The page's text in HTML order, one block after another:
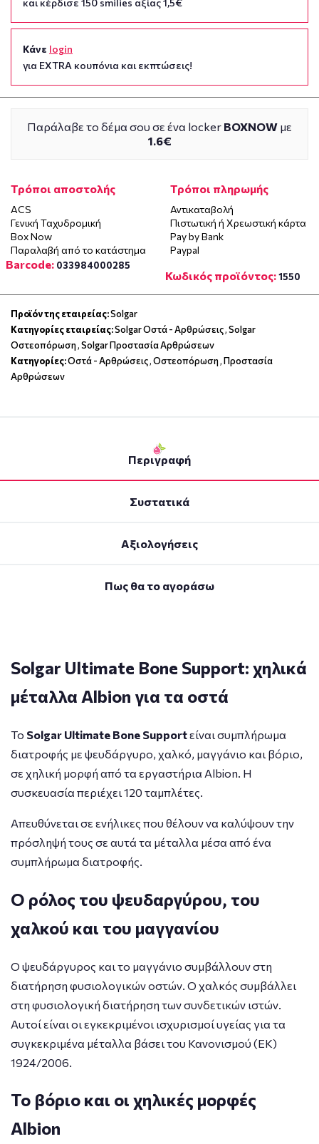
και κέρδισε 150 smilies αξίας 1,5€
Κάνε login
για EXTRA κουπόνια και εκπτώσεις!
Παράλαβε το δέμα σου σε ένα locker BOXNOW με
1.6€
Τρόποι αποστολής
ACS
Γενική Ταχυδρομική
Box Now
Παραλαβή από το κατάστημα
Τρόποι πληρωμής
Αντικαταβολή
Πιστωτική ή Χρεωστική κάρτα
Pay by Bank
Paypal
Barcode: 033984000285
Κωδικός προϊόντος:1550
Προϊόν της εταιρείας:Solgar
Κατηγορίες εταιρείας:Solgar Οστά - Αρθρώσεις,Solgar
Οστεοπόρωση,Solgar Προστασία Αρθρώσεων
Κατηγορίες:Οστά - Αρθρώσεις,Οστεοπόρωση,Προστασία
Αρθρώσεων
Περιγραφή
Συστατικά
Αξιολογήσεις
Πως θα το αγοράσω
Solgar Ultimate Bone Support: χηλικά
μέταλλα Albion για τα οστά
Το Solgar Ultimate Bone Supportείναι συμπλήρωμα
διατροφής με ψευδάργυρο, χαλκό, μαγγάνιο και βόριο,
σε χηλική μορφή από τα εργαστήρια Albion. Η
συσκευασία περιέχει 120 ταμπλέτες.
Απευθύνεται σε ενήλικες που θέλουν να καλύψουν την
πρόσληψή τους σε αυτά τα μέταλλα μέσα από ένα
συμπλήρωμα διατροφής.
Ο ρόλος του ψευδαργύρου, του
χαλκού και του μαγγανίου
Ο ψευδάργυρος και το μαγγάνιο συμβάλλουν στη
διατήρηση φυσιολογικών οστών. Ο χαλκός συμβάλλει
στη φυσιολογική διατήρηση των συνδετικών ιστών.
Αυτοί είναι οι εγκεκριμένοι ισχυρισμοί υγείας για τα
συγκεκριμένα μέταλλα βάσει του Κανονισμού (ΕΚ)
1924/2006.
Το βόριο και οι χηλικές μορφές
Albion